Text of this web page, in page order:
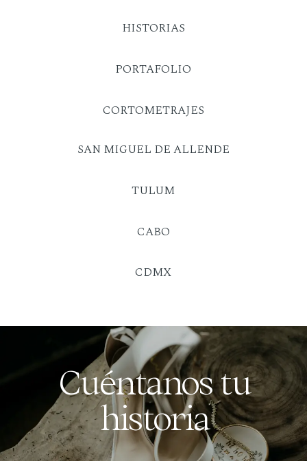
Cuéntanos tu
historia
SAN MIGUEL DE ALLENDE
HISTORIAS
TULUM
PORTAFOLIO
CABO
CDMX
CORTOMETRAJES